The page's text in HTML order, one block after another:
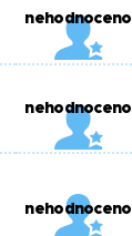
nehodnoceno
nehodnoceno
nehodnoceno